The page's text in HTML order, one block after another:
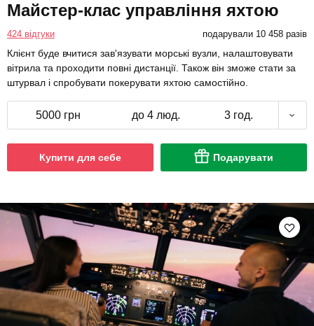
Майстер-клас управління яхтою
424 відгуки подарували 10 458 разів
Клієнт буде вчитися зав'язувати морські вузли, налаштовувати
вітрила та проходити повні дистанції. Також він зможе стати за
штурвал і спробувати покерувати яхтою самостійно.
5000 грн до 4 люд. 3 год.
Купити для себе Подарувати